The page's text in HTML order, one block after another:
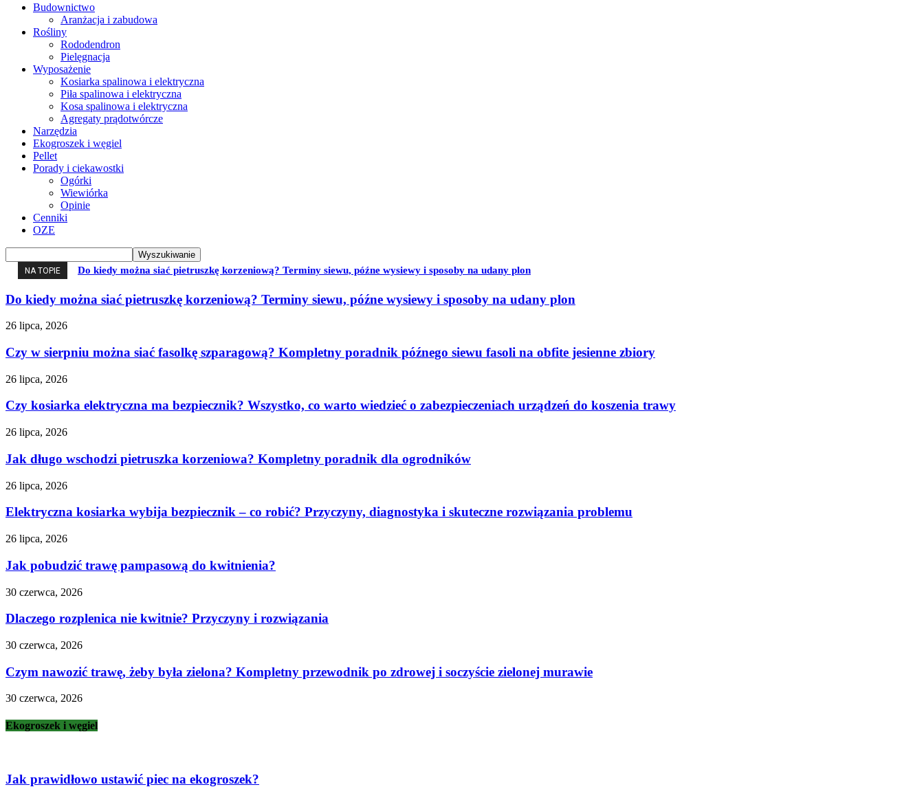
Budownictwo
Aranżacja i zabudowa
Rośliny
Rododendron
Pielęgnacja
Wyposażenie
Kosiarka spalinowa i elektryczna
Piła spalinowa i elektryczna
Kosa spalinowa i elektryczna
Agregaty prądotwórcze
Narzędzia
Ekogroszek i węgiel
Pellet
Porady i ciekawostki
Ogórki
Wiewiórka
Opinie
Cenniki
OZE
NA TOPIE Do kiedy można siać pietruszkę korzeniową? Terminy siewu, późne wysiewy i sposoby na udany plon
Do kiedy można siać pietruszkę korzeniową? Terminy siewu, późne wysiewy i sposoby na udany plon
26 lipca, 2026
Czy w sierpniu można siać fasolkę szparagową? Kompletny poradnik późnego siewu fasoli na obfite jesienne zbiory
26 lipca, 2026
Czy kosiarka elektryczna ma bezpiecznik? Wszystko, co warto wiedzieć o zabezpieczeniach urządzeń do koszenia trawy
26 lipca, 2026
Jak długo wschodzi pietruszka korzeniowa? Kompletny poradnik dla ogrodników
26 lipca, 2026
Elektryczna kosiarka wybija bezpiecznik – co robić? Przyczyny, diagnostyka i skuteczne rozwiązania problemu
26 lipca, 2026
Jak pobudzić trawę pampasową do kwitnienia?
30 czerwca, 2026
Dlaczego rozplenica nie kwitnie? Przyczyny i rozwiązania
30 czerwca, 2026
Czym nawozić trawę, żeby była zielona? Kompletny przewodnik po zdrowej i soczyście zielonej murawie
30 czerwca, 2026
Ekogroszek i węgiel
Jak prawidłowo ustawić piec na ekogroszek?